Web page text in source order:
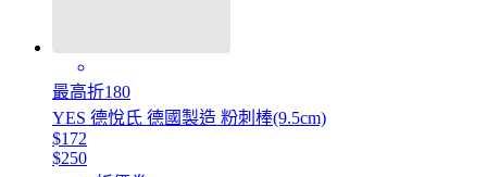
最高折180
YES 德悅氏 德國製造 粉刺棒(9.5cm)
$172
$250